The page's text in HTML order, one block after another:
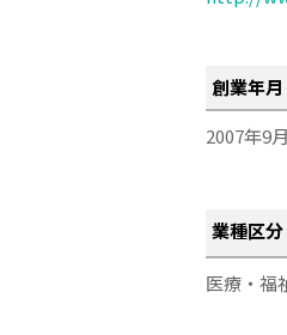
創業年月
2007
9月
業種区
医療・福